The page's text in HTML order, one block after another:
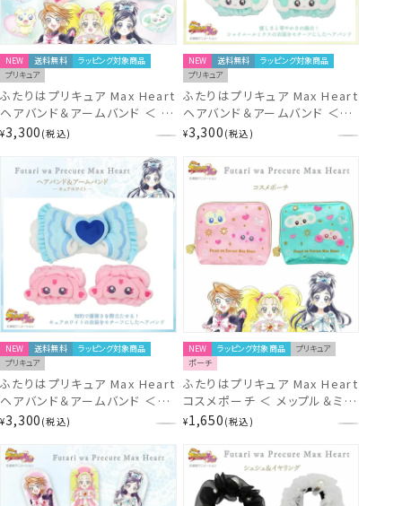
NEW 送料無料
ラッピング対象商品
プリキュア
ふたりはプリキュア Max Heart
ヘアバンド＆アームバンド ＜ 全
3種 ＞ 粧美堂 SHOBIDO
¥3,300 税込
NEW 送料無料
ラッピング対象商品
プリキュア
ふたりはプリキュア Max Heart
ヘアバンド＆アームバンド ＜シ
ャイニールミナス＞ PR21262
¥3,300 税込
NEW 送料無料
ラッピング対象商品
プリキュア
ふたりはプリキュア Max Heart
ヘアバンド＆アームバンド ＜キ
ュアホワイト＞ PR21261
¥3,300 税込
NEW ラッピング対象商品
プリキュア
ポーチ
ふたりはプリキュア Max Heart
コスメポーチ ＜ メップル＆ミッ
プル/ポルン＆ルルン ＞ 粧美堂
¥1,650 税込